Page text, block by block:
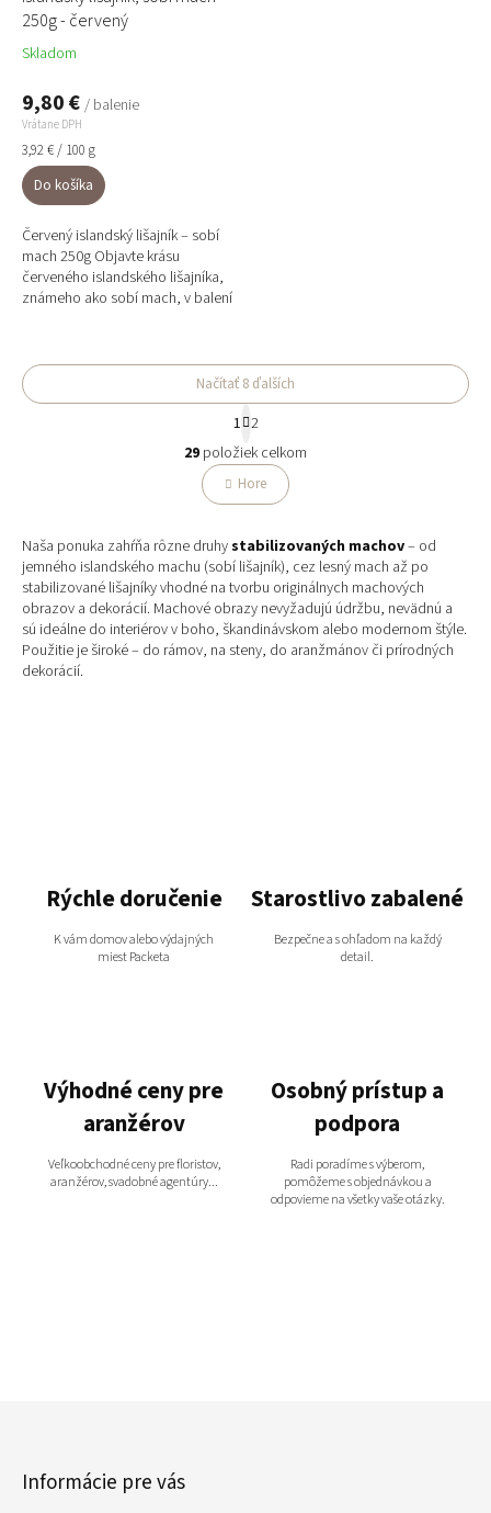
250g - červený
Skladom
9,80 € / balenie
Vrátane DPH
Jednotková
cena:
3,92 € / 100 g
Do košíka
Červený islandský lišajník – sobí
mach 250g Objavte krásu
červeného islandského lišajníka,
známeho ako sobí mach, v balení
O
v
l
á
a
c
i
e
p
r
Načítať 8 ďalších
S
t
r
á
n
k
v
a
n
i
e
1 2
29 položiek celkom
Hore
Naša ponuka zahŕňa rôzne druhystabilizovaných machov– od
jemného islandského machu (sobí lišajník), cez lesný mach až po
stabilizované lišajníky vhodné na tvorbu originálnych machových
obrazov a dekorácií. Machové obrazy nevyžadujú údržbu, nevädnú a
sú ideálne do interiérov v boho, škandinávskom alebo modernom štýle.
Použitie je široké – do rámov, na steny, do aranžmánov či prírodných
dekorácií.
Rýchle doručenie
K vám domov alebo výdajných
miest Packeta
Starostlivo zabalené
Bezpečne a s ohľadom na každý
detail.
Výhodné ceny pre
aranžérov
Veľkoobchodné ceny pre floristov,
aranžérov, svadobné agentúry...
Osobný prístup a
podpora
Radi poradíme s výberom,
pomôžeme s objednávkou a
odpovieme na všetky vaše otázky.
Informácie pre vás